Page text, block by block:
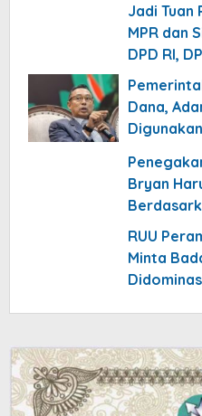
Jadi Tuan
MPR dan
DPD RI,
Undangan
Dana,
Bryan
yang
RUU
Minta